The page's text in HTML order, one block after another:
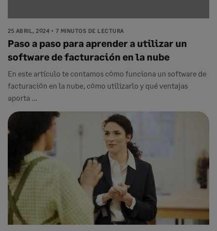
25 ABRIL, 2024 7 MINUTOS DE LECTURA
Paso a paso para aprender a utilizar un
software de facturación en la nube
En este artículo te contamos cómo funciona un software de
facturación en la nube, cómo utilizarlo y qué ventajas
aporta ...